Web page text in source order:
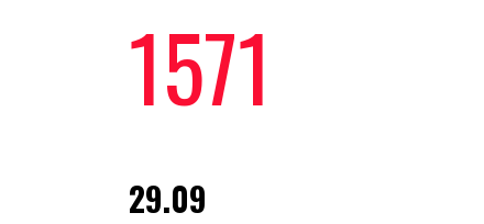
1571
29.09